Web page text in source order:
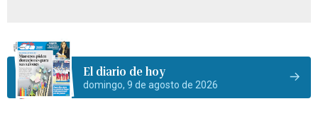
El diario de hoy
domingo, 9 de agosto de 2026